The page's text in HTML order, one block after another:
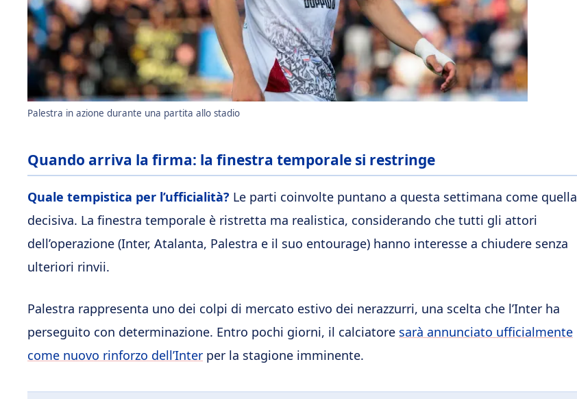
Palestra in azione durante una partita allo stadio
Quando arriva la firma: la finestra temporale si restringe
Quale tempistica per l’ufficialità? Le parti coinvolte puntano a questa settimana come quella
decisiva. La finestra temporale è ristretta ma realistica, considerando che tutti gli attori
dell’operazione (Inter, Atalanta, Palestra e il suo entourage) hanno interesse a chiudere senza
ulteriori rinvii.
Palestra rappresenta uno dei colpi di mercato estivo dei nerazzurri, una scelta che l’Inter ha
perseguito con determinazione. Entro pochi giorni, il calciatore sarà annunciato ufficialmente
come nuovo rinforzo dell’Inter per la stagione imminente.